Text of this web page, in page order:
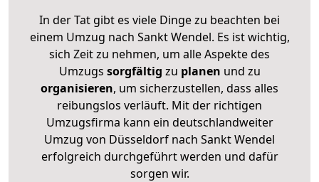
In der Tat gibt es viele Dinge zu beachten bei
einem Umzug nach Sankt Wendel. Es ist wichtig,
sich Zeit zu nehmen, um alle Aspekte des
Umzugs sorgfältig zu planen und zu
organisieren, um sicherzustellen, dass alles
reibungslos verläuft. Mit der richtigen
Umzugsfirma kann ein deutschlandweiter
Umzug von Düsseldorf nach Sankt Wendel
erfolgreich durchgeführt werden und dafür
sorgen wir.